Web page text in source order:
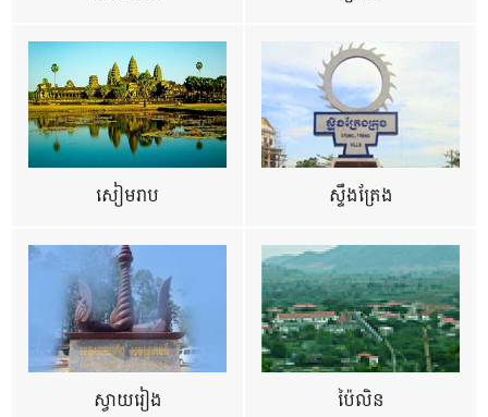
សៀមរាប ស្ទឹងត្រែង
ស្វាយរៀង ប៉ៃលិន